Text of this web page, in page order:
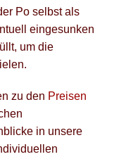
Po selbst als
eingesunken
um die
zu den Preisen
in unsere